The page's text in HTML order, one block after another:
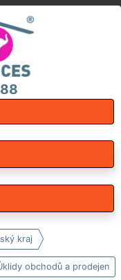
kraj
obchodů a prodejen